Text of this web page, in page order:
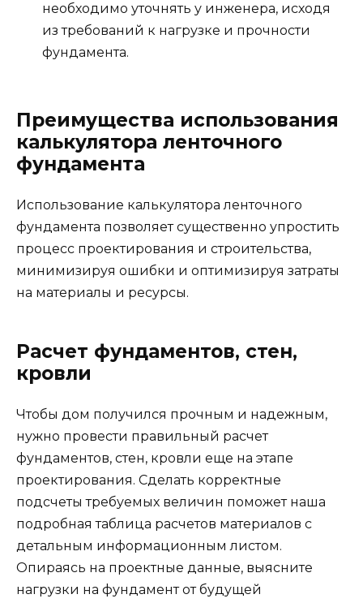
необходимо уточнять у инженера, исходя
из требований к нагрузке и прочности
фундамента.
Преимущества использования
калькулятора ленточного
фундамента
Использование калькулятора ленточного
фундамента позволяет существенно упростить
процесс проектирования и строительства,
минимизируя ошибки и оптимизируя затраты
на материалы и ресурсы.
Расчет фундаментов, стен,
кровли
Чтобы дом получился прочным и надежным,
нужно провести правильный расчет
фундаментов, стен, кровли еще на этапе
проектирования. Сделать корректные
подсчеты требуемых величин поможет наша
подробная таблица расчетов материалов с
детальным информационным листом.
Опираясь на проектные данные, выясните
нагрузки на фундамент от будущей